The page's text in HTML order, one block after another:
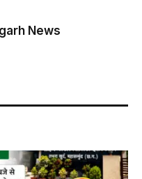
News